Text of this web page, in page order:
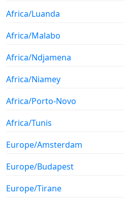
Africa/Luanda
Africa/Malabo
Africa/Ndjamena
Africa/Niamey
Africa/Porto-Novo
Africa/Tunis
Europe/Amsterdam
Europe/Budapest
Europe/Tirane